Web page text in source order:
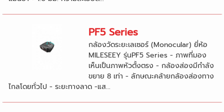
PF5 Series
กล้องวัดระยะเลเซอร์ (Monocular) ยี่ห้อ
MILESEEY รุ่นPF5 Series - ภาพที่มอง
เห็นเป็นภาพหัวตั้งตรง - กล้องส่องมีกำลัง
ขยาย 8 เท่า - ลักษณะคล้ายกล้องส่องทาง
ไกลโดยทั่วไป - ระยะทางลาด -แส...